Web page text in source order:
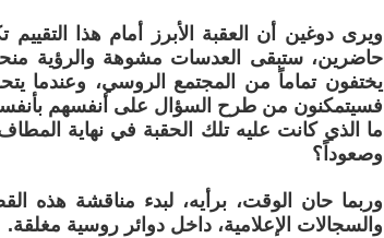
ويرى دوغين أن العقبة الأبرز أمام هذا
حاضرين، ستبقى العدسات مشوهة والرؤية
يختفون تماماً من المجتمع الروسي، وعندما
فسيتمكنون من طرح السؤال على أنفسهم
ما الذي كانت عليه تلك الحقبة في نهاية
وصعوداً؟
وربما حان الوقت، برأيه، لبدء مناقشة هذه
والسجالات الإعلامية، داخل دوائر روسية مغلقة.